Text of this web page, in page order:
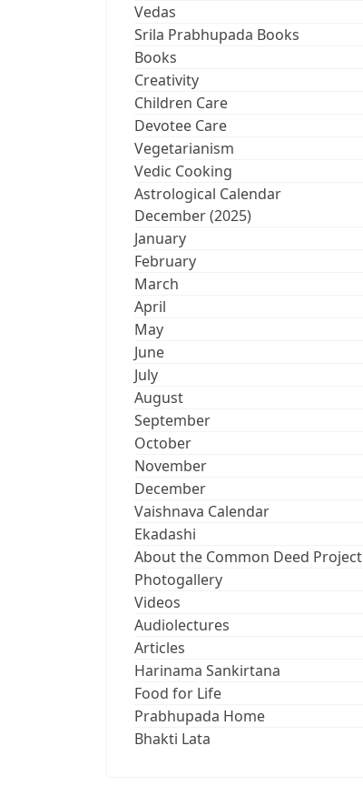
Vedas
Srila Prabhupada Books
Books
Creativity
Children Care
Devotee Care
Vegetarianism
Vedic Cooking
Astrological Calendar
December (2025)
January
February
March
April
May
June
July
August
September
October
November
December
Vaishnava Calendar
Ekadashi
About the Common Deed Project
Photogallery
Videos
Audiolectures
Articles
Harinama Sankirtana
Food for Life
Prabhupada Home
Bhakti Lata